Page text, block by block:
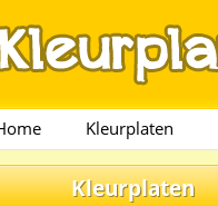
Kleurplaten
Kleurplaten